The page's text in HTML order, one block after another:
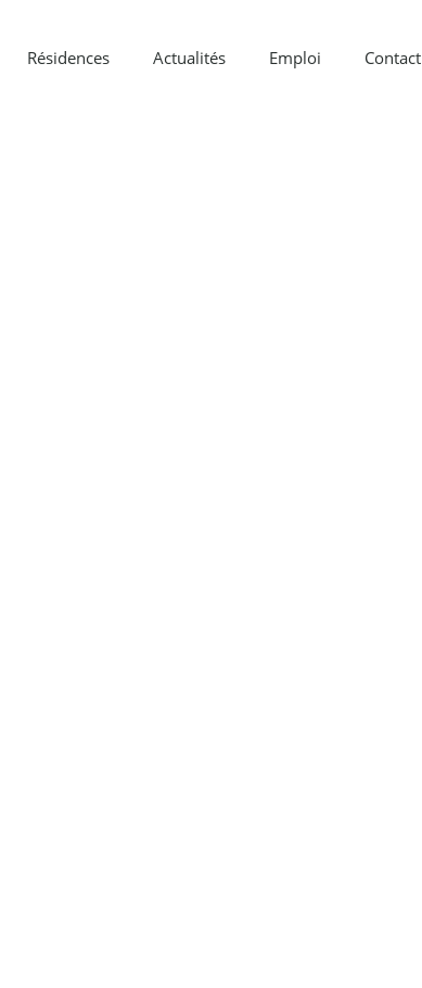
Résidences Actualités Emploi Contact